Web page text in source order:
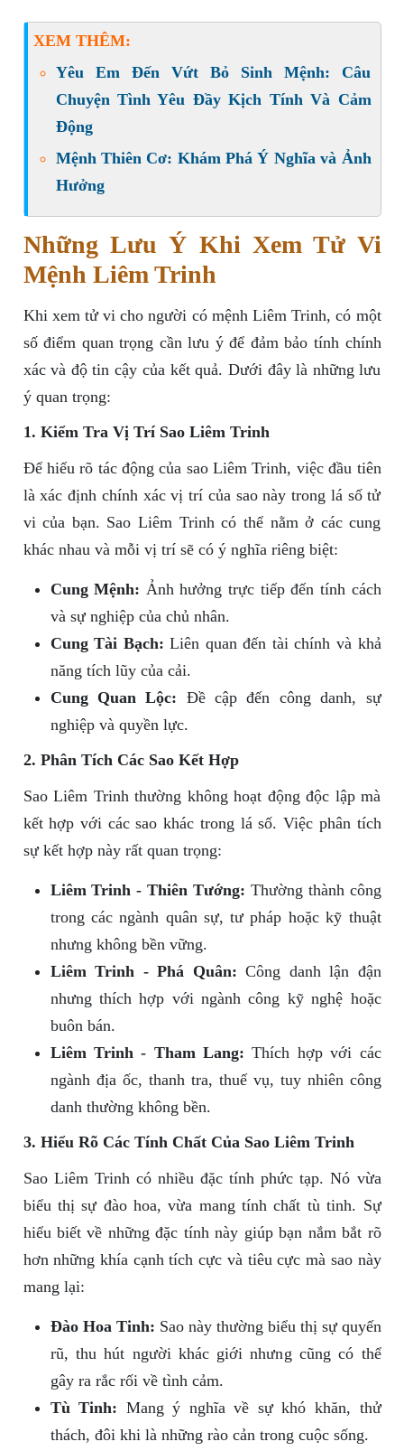
XEM THÊM:
Yêu Em Đến Vứt Bỏ Sinh Mệnh: Câu
Chuyện Tình Yêu Đầy Kịch Tính Và Cảm
Động
Mệnh Thiên Cơ: Khám Phá Ý Nghĩa và Ảnh
Hưởng
Những Lưu Ý Khi Xem Tử Vi
Mệnh Liêm Trinh
Khi xem tử vi cho người có mệnh Liêm Trinh, có một
số điểm quan trọng cần lưu ý để đảm bảo tính chính
xác và độ tin cậy của kết quả. Dưới đây là những lưu
ý quan trọng:
1. Kiểm Tra Vị Trí Sao Liêm Trinh
Để hiểu rõ tác động của sao Liêm Trinh, việc đầu tiên
là xác định chính xác vị trí của sao này trong lá số tử
vi của bạn. Sao Liêm Trinh có thể nằm ở các cung
khác nhau và mỗi vị trí sẽ có ý nghĩa riêng biệt:
Cung Mệnh: Ảnh hưởng trực tiếp đến tính cách
và sự nghiệp của chủ nhân.
Cung Tài Bạch: Liên quan đến tài chính và khả
năng tích lũy của cải.
Cung Quan Lộc: Đề cập đến công danh, sự
nghiệp và quyền lực.
2. Phân Tích Các Sao Kết Hợp
Sao Liêm Trinh thường không hoạt động độc lập mà
kết hợp với các sao khác trong lá số. Việc phân tích
sự kết hợp này rất quan trọng:
Liêm Trinh - Thiên Tướng: Thường thành công
trong các ngành quân sự, tư pháp hoặc kỹ thuật
nhưng không bền vững.
Liêm Trinh - Phá Quân: Công danh lận đận
nhưng thích hợp với ngành công kỹ nghệ hoặc
buôn bán.
Liêm Trinh - Tham Lang: Thích hợp với các
ngành địa ốc, thanh tra, thuế vụ, tuy nhiên công
danh thường không bền.
3. Hiểu Rõ Các Tính Chất Của Sao Liêm Trinh
Sao Liêm Trinh có nhiều đặc tính phức tạp. Nó vừa
biểu thị sự đào hoa, vừa mang tính chất tù tinh. Sự
hiểu biết về những đặc tính này giúp bạn nắm bắt rõ
hơn những khía cạnh tích cực và tiêu cực mà sao này
mang lại:
Đào Hoa Tinh: Sao này thường biểu thị sự quyến
rũ, thu hút người khác giới nhưng cũng có thể
gây ra rắc rối về tình cảm.
Tù Tinh: Mang ý nghĩa về sự khó khăn, thử
thách, đôi khi là những rào cản trong cuộc sống.